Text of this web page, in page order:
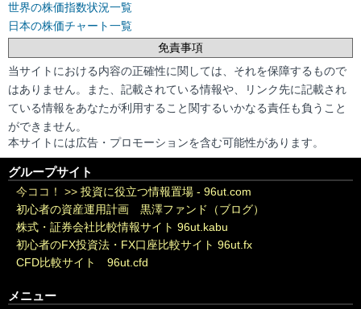
世界の株価指数状況一覧
日本の株価チャート一覧
免責事項
当サイトにおける内容の正確性に関しては、それを保障するもので
はありません。また、記載されている情報や、リンク先に記載され
ている情報をあなたが利用すること関するいかなる責任も負うこと
ができません。
本サイトには広告・プロモーションを含む可能性があります。
グループサイト
今ココ！ >> 投資に役立つ情報置場 - 96ut.com
初心者の資産運用計画 黒澤ファンド（ブログ）
株式・証券会社比較情報サイト 96ut.kabu
初心者のFX投資法・FX口座比較サイト 96ut.fx
CFD比較サイト 96ut.cfd
メニュー